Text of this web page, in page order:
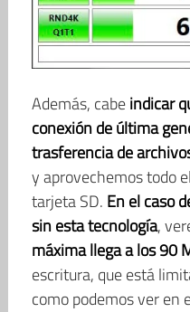
Además, cabeindicar
conexión de última
trasferencia de
y aprovechemos todo
tarjeta SD. En el caso
sin esta tecnología,
máxima llega a los 90
escritura, que está
como podemos ver en